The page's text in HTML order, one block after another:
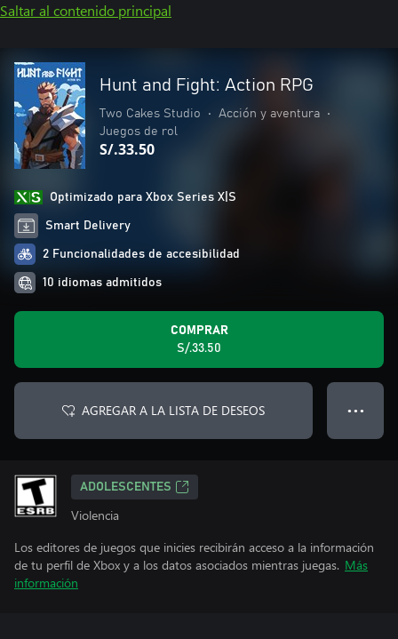
Saltar al contenido principal
Hunt and Fight: Action RPG
Two Cakes Studio • Acción y aventura
•
Juegos de rol
S/.33.50
Optimizado para Xbox Series X|S
Smart Delivery
2 Funcionalidades de accesibilidad
10 idiomas admitidos
COMPRAR
S/.33.50
AGREGAR A LA LISTA DE DESEOS ● ● ●
ADOLESCENTES
Violencia
Los editores de juegos que inicies recibirán acceso a la información
de tu perfil de Xbox y a los datos asociados mientras juegas. Más
información